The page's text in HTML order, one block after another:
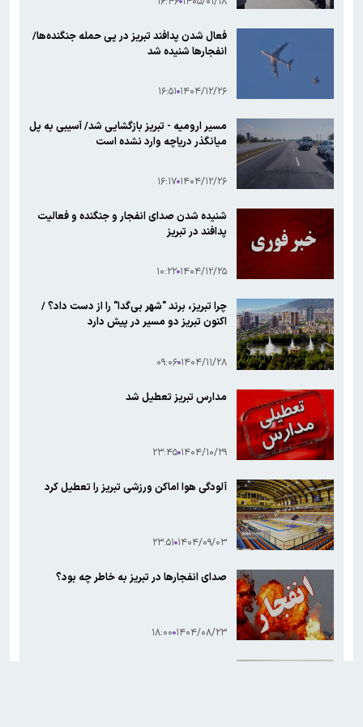
فعال شدن پدافند تبریز در پی حمله جنگنده‌ها/
انفجارها شنیده شد
۱۴۰۴/۱۲/۲۶ ۱۶:۵۱
مسیر ارومیه - تبریز بازگشایی شد/ آسیبی به پل
میانگذر دریاچه وارد نشده است
۱۴۰۴/۱۲/۲۶ ۱۶:۱۷
شنیده شدن صدای انفجار و جنگنده و فعالیت
پدافند در تبریز
۱۴۰۴/۱۲/۲۵ ۱۰:۲۲
چرا تبریز، برند "شهر بی‌گدا" را از دست داد؟ /
اکنون تبریز دو مسیر در پیش دارد
۱۴۰۴/۱۱/۲۸ ۰۹:۰۶
مدارس تبریز تعطیل شد
۱۴۰۴/۱۰/۲۹ ۲۳:۴۵
آلودگی هوا اماکن ورزشی تبریز را تعطیل کرد
۱۴۰۴/۰۹/۰۳ ۲۳:۵۱
صدای انفجارها در تبریز به خاطر چه بود؟
۱۴۰۴/۰۸/۲۳ ۱۸:۰۰